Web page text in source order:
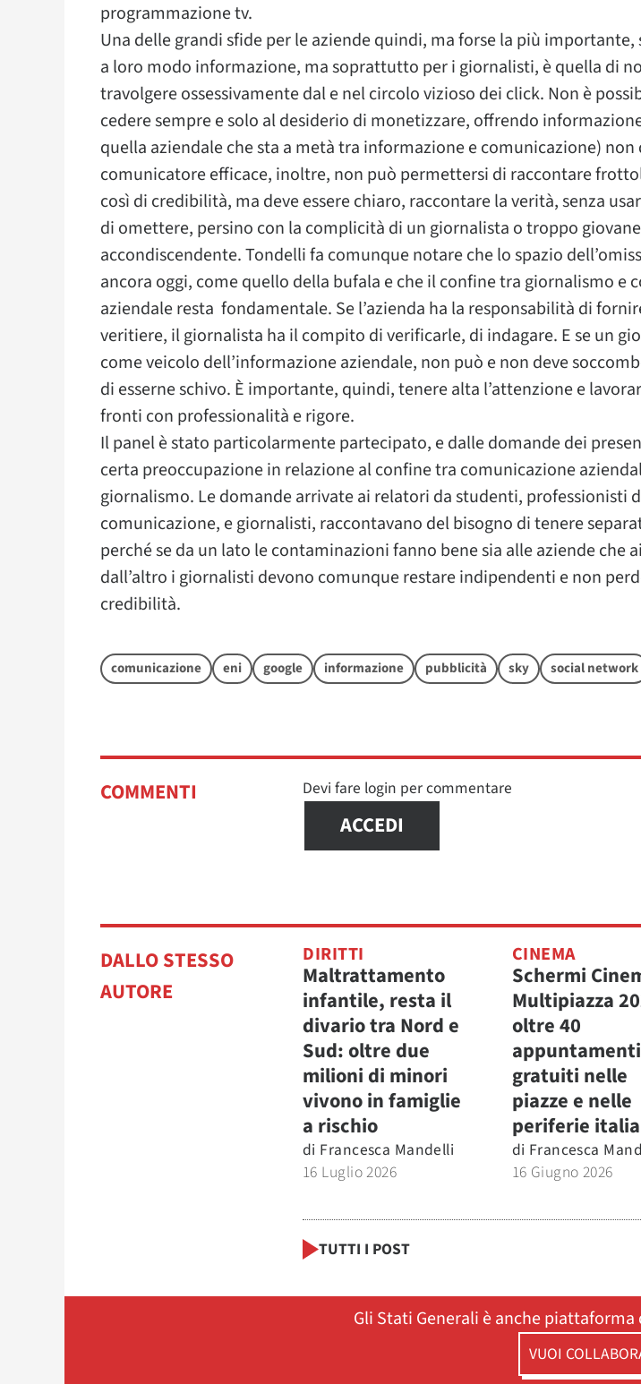
programmazione tv.
Una delle grandi sfide per le aziende quindi, ma forse la più importante,
a loro modo informazione, ma soprattutto per i giornalisti, è quella di
travolgere ossessivamente dal e nel circolo vizioso dei click. Non è
cedere sempre e solo al desiderio di monetizzare, offrendo
quella aziendale che sta a metà tra informazione e comunicazione)
comunicatore efficace, inoltre, non può permettersi di raccontare
così di credibilità, ma deve essere chiaro, raccontare la verità, senza
di omettere, persino con la complicità di un giornalista o troppo
accondiscendente. Tondelli fa comunque notare che lo spazio
ancora oggi, come quello della bufala e che il confine tra giornalismo e
aziendale resta fondamentale. Se l’azienda ha la responsabilità di
veritiere, il giornalista ha il compito di verificarle, di indagare. E se un
come veicolo dell’informazione aziendale, non può e non deve
di esserne schivo. È importante, quindi, tenere alta l’attenzione e
fronti con professionalità e rigore.
Il panel è stato particolarmente partecipato, e dalle domande dei
certa preoccupazione in relazione al confine tra comunicazione
giornalismo. Le domande arrivate ai relatori da studenti, professionisti
comunicazione, e giornalisti, raccontavano del bisogno di tenere
perché se da un lato le contaminazioni fanno bene sia alle aziende che
dall’altro i giornalisti devono comunque restare indipendenti e non
credibilità.
comunicazione eni google informazione pubblicità sky social network
COMMENTI Devi fare login per commentare
ACCEDI
DALLO STESSO
AUTORE
DIRITTI
Maltrattamento
infantile, resta il
divario tra Nord e
Sud: oltre due
milioni di minori
vivono in famiglie
a rischio
di Francesca Mandelli
16 Luglio 2026
CINEMA
Schermi
Multipiazza
oltre 40
appuntamenti
gratuiti nelle
piazze e nelle
periferie
di Francesca
16 Giugno 2026
TUTTI I POST
Gli Stati Generali è anche
VUOI